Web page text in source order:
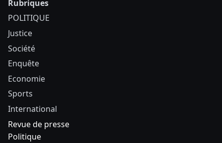
Rubriques
POLITIQUE
Justice
Société
Enquête
Economie
Sports
International
Revue de presse
Politique